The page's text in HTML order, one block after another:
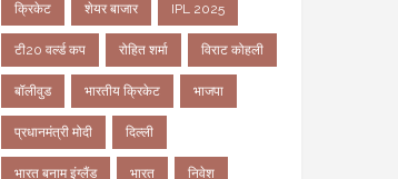
क्रिकेट शेयर बाजार IPL 2025
टी20 वर्ल्ड कप रोहित शर्मा विराट कोहली
बॉलीवुड भारतीय क्रिकेट भाजपा
प्रधानमंत्री मोदी दिल्ली
भारत बनाम इंग्लैंड भारत निवेश